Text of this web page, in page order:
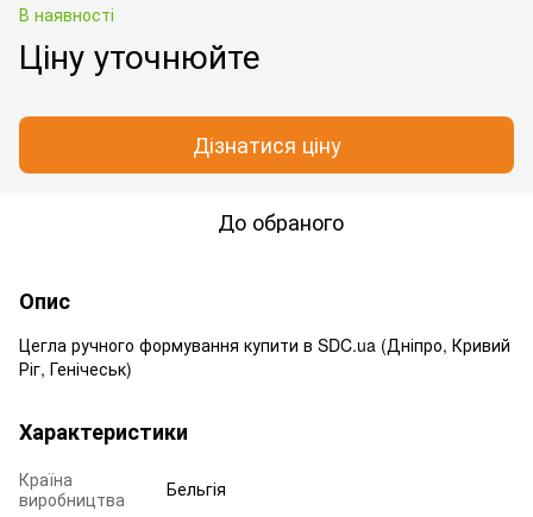
В наявності
Ціну уточнюйте
Дізнатися ціну
До обраного
Опис
Цегла ручного формування купити в SDC.ua (Дніпро, Кривий
Ріг, Генічеськ)
Характеристики
Країна
виробництва
Бельгія